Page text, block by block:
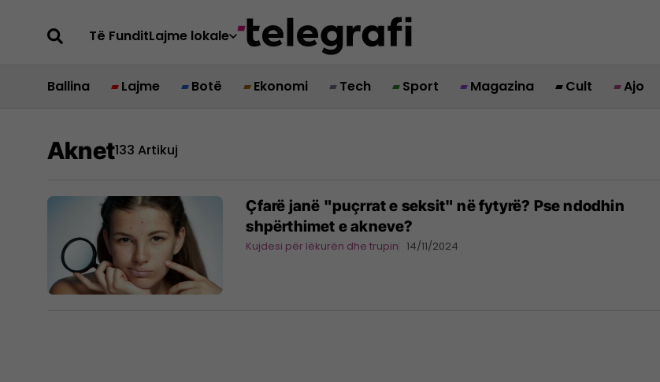
Të FunditLajme lokale
Ballina Lajme Botë Ekonomi Tech Sport Magazina Cult Ajo
Aknet133 Artikuj
Çfarë janë "puçrrat e seksit" në fytyrë? Pse ndodhin
shpërthimet e akneve?
Kujdesi për lëkurën dhe trupin 14/11/2024